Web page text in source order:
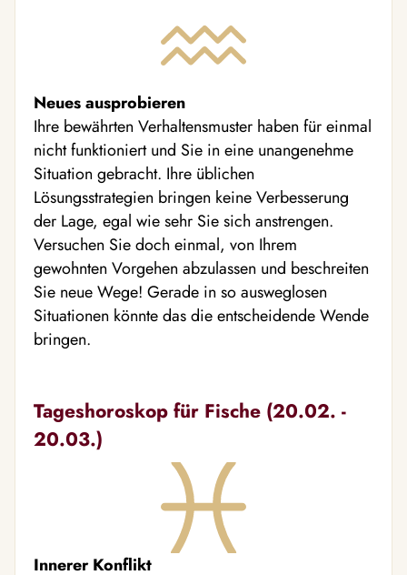
Neues ausprobieren
Ihre bewährten Verhaltensmuster haben für einmal
nicht funktioniert und Sie in eine unangenehme
Situation gebracht. Ihre üblichen
Lösungsstrategien bringen keine Verbesserung
der Lage, egal wie sehr Sie sich anstrengen.
Versuchen Sie doch einmal, von Ihrem
gewohnten Vorgehen abzulassen und beschreiten
Sie neue Wege! Gerade in so ausweglosen
Situationen könnte das die entscheidende Wende
bringen.
Tageshoroskop für Fische (20.02. -
20.03.)
Innerer Konflikt